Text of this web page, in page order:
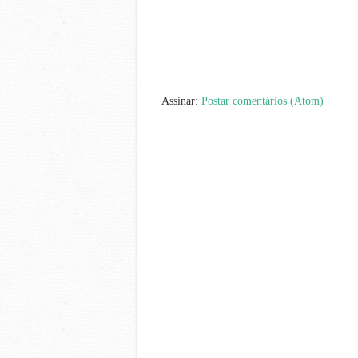
Assinar: Postar comentários (Atom)